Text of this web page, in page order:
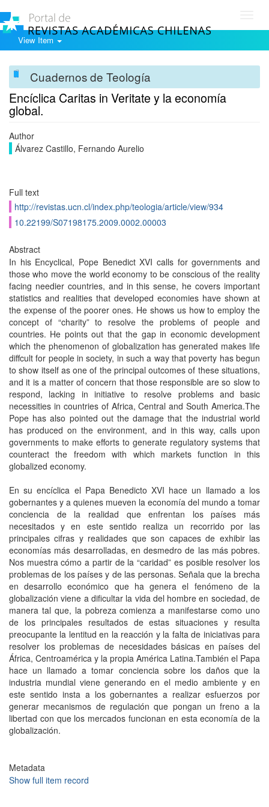
View Item
Cuadernos de Teología
Encíclica Caritas in Veritate y la economía
global.
Author
Álvarez Castillo, Fernando Aurelio
Full text
http://revistas.ucn.cl/index.php/teologia/article/view/934
10.22199/S07198175.2009.0002.00003
Abstract
In his Encyclical, Pope Benedict XVI calls for governments and
those who move the world economy to be conscious of the reality
facing needier countries, and in this sense, he covers important
statistics and realities that developed economies have shown at
the expense of the poorer ones. He shows us how to employ the
concept of “charity” to resolve the problems of people and
countries. He points out that the gap in economic development
which the phenomenon of globalization has generated makes life
diffcult for people in society, in such a way that poverty has begun
to show itself as one of the principal outcomes of these situations,
and it is a matter of concern that those responsible are so slow to
respond, lacking in initiative to resolve problems and basic
necessities in countries of Africa, Central and South America.The
Pope has also pointed out the damage that the industrial world
has produced on the environment, and in this way, calls upon
governments to make efforts to generate regulatory systems that
counteract the freedom with which markets function in this
globalized economy.
En su encíclica el Papa Benedicto XVI hace un llamado a los
gobernantes y a quienes mueven la economía del mundo a tomar
conciencia de la realidad que enfrentan los países más
necesitados y en este sentido realiza un recorrido por las
principales cifras y realidades que son capaces de exhibir las
economías más desarrolladas, en desmedro de las más pobres.
Nos muestra cómo a partir de la “caridad” es posible resolver los
problemas de los países y de las personas. Señala que la brecha
en desarrollo económico que ha genera el fenómeno de la
globalización viene a dificultar la vida del hombre en sociedad, de
manera tal que, la pobreza comienza a manifestarse como uno
de los principales resultados de estas situaciones y resulta
preocupante la lentitud en la reacción y la falta de iniciativas para
resolver los problemas de necesidades básicas en países del
África, Centroamérica y la propia América Latina.También el Papa
hace un llamado a tomar conciencia sobre los daños que la
industria mundial viene generando en el medio ambiente y en
este sentido insta a los gobernantes a realizar esfuerzos por
generar mecanismos de regulación que pongan un freno a la
libertad con que los mercados funcionan en esta economía de la
globalización.
Metadata
Show full item record